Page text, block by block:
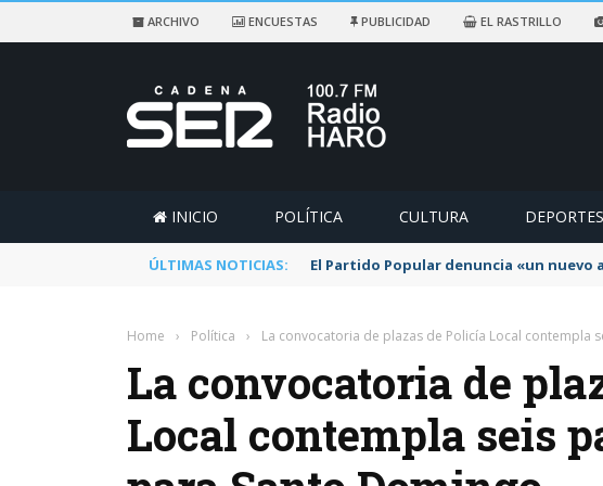
ARCHIVO ENCUESTAS PUBLICIDAD EL RASTRILLO
INICIO POLÍTICA CULTURA DEPORTES
ÚLTIMAS NOTICIAS: El Partido Popular denuncia «un nuevo
Home › Política › La convocatoria de plazas de Policía Local contempla
La convocatoria de
Local contempla seis